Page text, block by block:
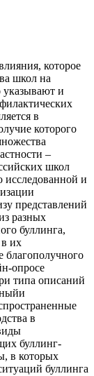
которое
школ на
указывают и
в
которого
–
школ
исследованной и
представлений
разных
буллинга,
в их
благополучного
опросе
типа описаний
в
буллинг-
в которых
буллинга